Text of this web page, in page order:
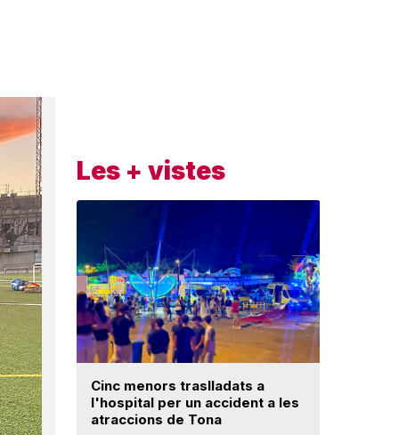
Les + vistes
Cinc menors traslladats a
l'hospital per un accident a les
atraccions de Tona